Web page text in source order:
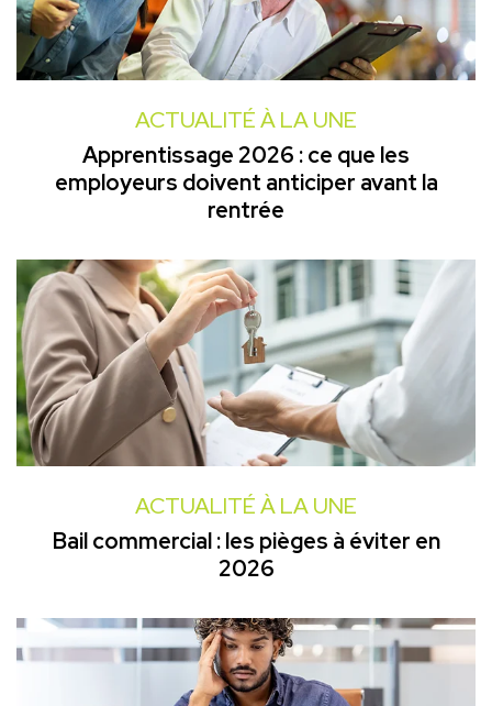
ACTUALITÉ À LA UNE
Apprentissage 2026 : ce que les
employeurs doivent anticiper avant la
rentrée
ACTUALITÉ À LA UNE
Bail commercial : les pièges à éviter en
2026